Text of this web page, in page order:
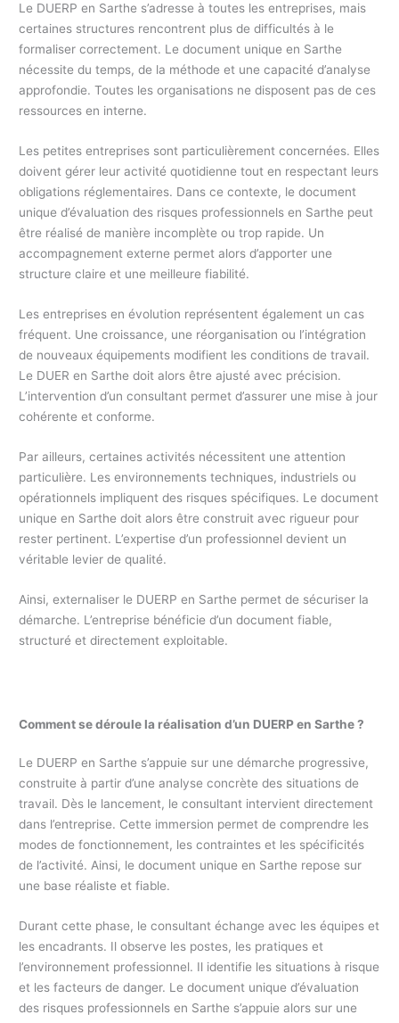
Le DUERP en Sarthe s’adresse à toutes les entreprises, mais
certaines structures rencontrent plus de difficultés à le
formaliser correctement. Le document unique en Sarthe
nécessite du temps, de la méthode et une capacité d’analyse
approfondie. Toutes les organisations ne disposent pas de ces
ressources en interne.
Les petites entreprises sont particulièrement concernées. Elles
doivent gérer leur activité quotidienne tout en respectant leurs
obligations réglementaires. Dans ce contexte, le document
unique d’évaluation des risques professionnels en Sarthe peut
être réalisé de manière incomplète ou trop rapide. Un
accompagnement externe permet alors d’apporter une
structure claire et une meilleure fiabilité.
Les entreprises en évolution représentent également un cas
fréquent. Une croissance, une réorganisation ou l’intégration
de nouveaux équipements modifient les conditions de travail.
Le DUER en Sarthe doit alors être ajusté avec précision.
L’intervention d’un consultant permet d’assurer une mise à jour
cohérente et conforme.
Par ailleurs, certaines activités nécessitent une attention
particulière. Les environnements techniques, industriels ou
opérationnels impliquent des risques spécifiques. Le document
unique en Sarthe doit alors être construit avec rigueur pour
rester pertinent. L’expertise d’un professionnel devient un
véritable levier de qualité.
Ainsi, externaliser le DUERP en Sarthe permet de sécuriser la
démarche. L’entreprise bénéficie d’un document fiable,
structuré et directement exploitable.
Comment se déroule la réalisation d’un DUERP en Sarthe ?
Le DUERP en Sarthe s’appuie sur une démarche progressive,
construite à partir d’une analyse concrète des situations de
travail. Dès le lancement, le consultant intervient directement
dans l’entreprise. Cette immersion permet de comprendre les
modes de fonctionnement, les contraintes et les spécificités
de l’activité. Ainsi, le document unique en Sarthe repose sur
une base réaliste et fiable.
Durant cette phase, le consultant échange avec les équipes et
les encadrants. Il observe les postes, les pratiques et
l’environnement professionnel. Il identifie les situations à risque
et les facteurs de danger. Le document unique d’évaluation
des risques professionnels en Sarthe s’appuie alors sur une